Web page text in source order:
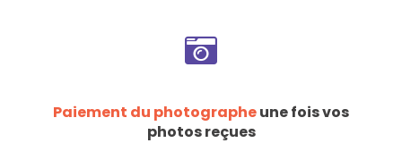
Paiement du photographeune fois vos
photos reçues